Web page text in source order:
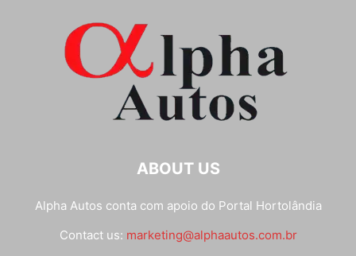
ABOUT US
Alpha Autos conta com apoio do Portal Hortolândia
Contact us: marketing@alphaautos.com.br